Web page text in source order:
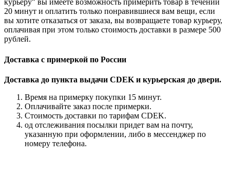
курьеру" вы имеете возможность примерить товар в течении
20 минут и оплатить только понравившиеся вам вещи, если
вы хотите отказаться от заказа, вы возвращаете товар курьеру,
оплачивая при этом только стоимость доставки в размере 500
рублей.
Доставка с примеркой по России
Доставка до пункта выдачи CDEK и курьерская до двери.
Время на примерку покупки 15 минут.
Оплачивайте заказ после примерки.
Стоимость доставки по тарифам CDEK.
од отслеживания посылки придет вам на почту,
указанную при оформлении, либо в мессенджер по
номеру телефона.